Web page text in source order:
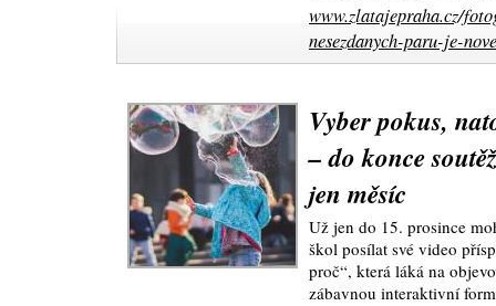
www.zlatajepraha.cz/
nesezdanych-paru-je-
Vyber pokus,
– do konce
jen měsíc
Už jen do 15. prosince
škol posílat své video
proč“, která láká na
zábavnou interaktivní